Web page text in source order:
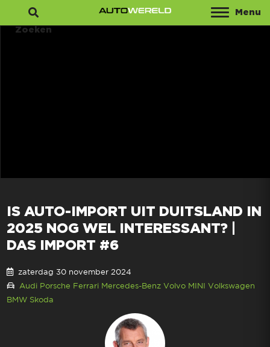
Menu
Zoeken
IS AUTO-IMPORT UIT DUITSLAND IN
2025 NOG WEL INTERESSANT? |
DAS IMPORT #6
zaterdag 30 november 2024
Audi Porsche Ferrari Mercedes-Benz Volvo MINI Volkswagen
BMW Skoda